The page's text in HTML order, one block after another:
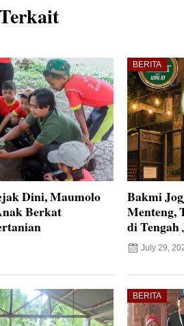
Dini, Maumolo
Berkat
BERITA
Bakmi
Menteng,
di
July 29,
BERITA